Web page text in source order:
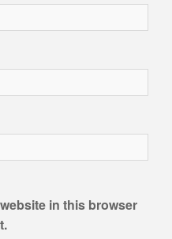
in this browser